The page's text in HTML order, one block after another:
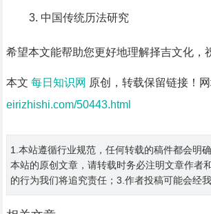
中国传统历法研究
希望本文能帮助您更好地理解择吉文化，
本文 每日知识网 原创，转载保留链接！网
eirizhishi.com/50443.html
1.本站遵循行业规范，任何转载的稿件都会明
本站的原创文章，请转载时务必注明文章作者
的行为我们将追究责任；3.作者投稿可能会经